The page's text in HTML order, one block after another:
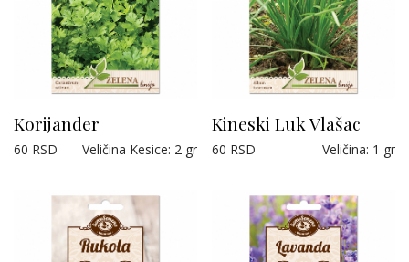
Korijander
Veličina Kesice: 2 gr
60 RSD
Kineski Luk Vlašac
Veličina: 1 gr
60 RSD